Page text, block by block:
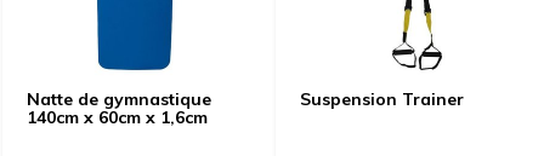
Natte de gymnastique
140cm x 60cm x 1,6cm
Suspension Trainer